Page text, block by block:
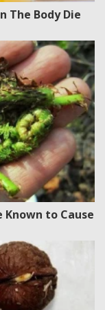
The Body Die
Known to Cause